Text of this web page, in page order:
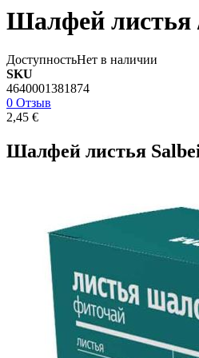
Шалфей листья
ДоступностьНет в наличии
SKU
4640001381874
0 Отзыв
2,45 €
Шалфей листья